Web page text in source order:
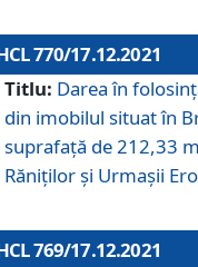
770/17.12.2021
Titlu: Darea în
din imobilul situat în
suprafaţă de 212,33
Răniţilor şi Urmaşii
769/17.12.2021